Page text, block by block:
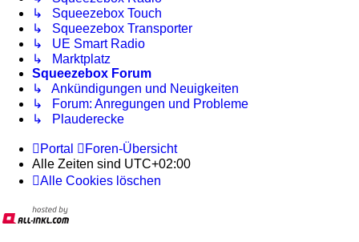
↳ Squeezebox Touch
↳ Squeezebox Transporter
↳ UE Smart Radio
↳ Marktplatz
Squeezebox Forum
↳ Ankündigungen und Neuigkeiten
↳ Forum: Anregungen und Probleme
↳ Plauderecke
Portal
Foren-Übersicht
Alle Zeiten sind UTC+02:00
Alle Cookies löschen